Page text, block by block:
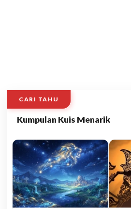
CARI TAHU
Kumpulan Kuis Menarik